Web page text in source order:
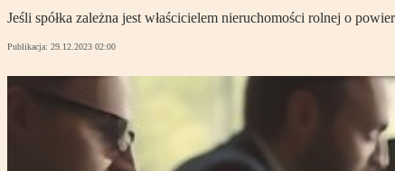
Jeśli spółka zależna jest właścicielem nieruchomości rolnej o
Publikacja: 29.12.2023 02:00